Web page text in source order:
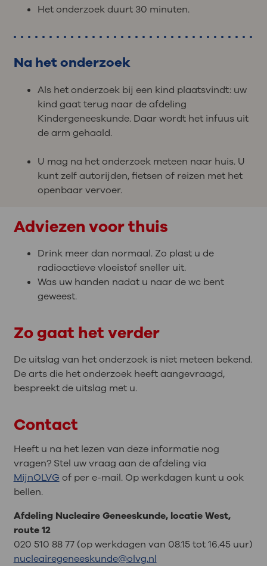
Het onderzoek duurt 30 minuten.
Na het onderzoek
Als het onderzoek bij een kind plaatsvindt: uw
kind gaat terug naar de afdeling
Kindergeneeskunde. Daar wordt het infuus uit
de arm gehaald.
U mag na het onderzoek meteen naar huis. U
kunt zelf autorijden, fietsen of reizen met het
openbaar vervoer.
Adviezen voor thuis
Drink meer dan normaal. Zo plast u de
radioactieve vloeistof sneller uit.
Was uw handen nadat u naar de wc bent
geweest.
Zo gaat het verder
De uitslag van het onderzoek is niet meteen bekend.
De arts die het onderzoek heeft aangevraagd,
bespreekt de uitslag met u.
Contact
Heeft u na het lezen van deze informatie nog
vragen? Stel uw vraag aan de afdeling via
MijnOLVG of per e-mail. Op werkdagen kunt u ook
bellen.
Afdeling Nucleaire Geneeskunde, locatie West,
route 12
020 510 88 77 (op werkdagen van 08.15 tot 16.45 uur)
nucleairegeneeskunde@olvg.nl